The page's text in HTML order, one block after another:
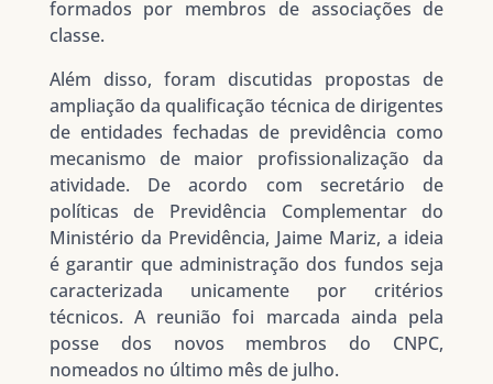
formados por membros de associações de
classe.
Além disso, foram discutidas propostas de
ampliação da qualificação técnica de dirigentes
de entidades fechadas de previdência como
mecanismo de maior profissionalização da
atividade. De acordo com secretário de
políticas de Previdência Complementar do
Ministério da Previdência, Jaime Mariz, a ideia
é garantir que administração dos fundos seja
caracterizada unicamente por critérios
técnicos. A reunião foi marcada ainda pela
posse dos novos membros do CNPC,
nomeados no último mês de julho.